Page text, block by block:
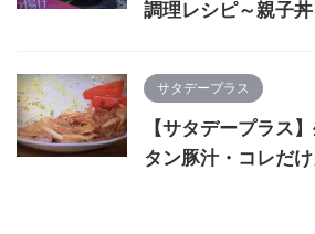
調理レシピ～親子
サタデープラス
【サタデープラス
タン豚汁・コレだ